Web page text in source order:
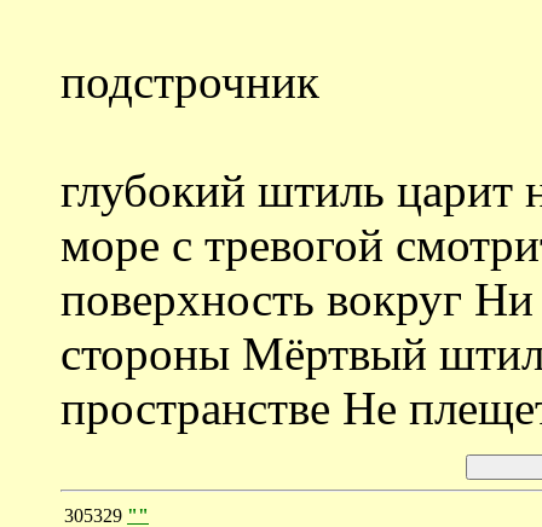
подстрочник
глубокий штиль царит
море с тревогой
поверхность вокруг
стороны Мёртвый
пространстве Не
305329 ""